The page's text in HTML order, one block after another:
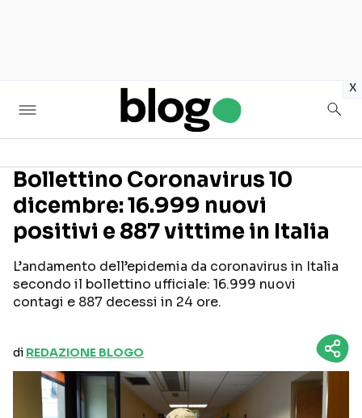
x
Seguici sui social
Bollettino Coronavirus 10
dicembre: 16.999 nuovi
positivi e 887 vittime in Italia
L’andamento dell’epidemia da coronavirus in Italia
secondo il bollettino ufficiale: 16.999 nuovi
contagi e 887 decessi in 24 ore.
di REDAZIONE BLOGO